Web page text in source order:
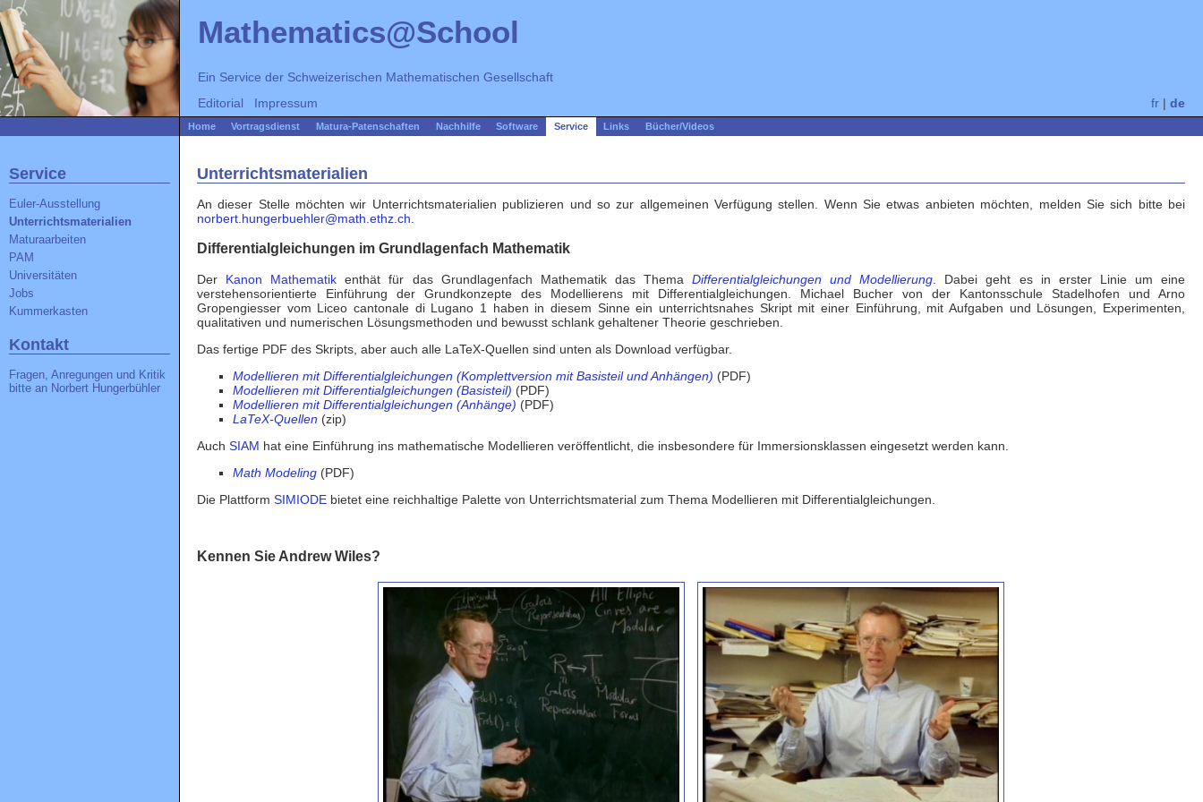
Service
Euler-Ausstellung
Unterrichtsmaterialien
Maturaarbeiten
PAM
Universitäten
Jobs
Kummerkasten
Kontakt
Fragen, Anregungen und Kritik
bitte an Norbert Hungerbühler
Unterrichtsmaterialien
An dieser Stelle möchten wir Unterrichtsmaterialien publizieren und so zur allgemeinen Verfügung stellen. Wenn Sie etwas anbieten möchten, melden Sie sich bitte bei
norbert.hungerbuehler@math.ethz.ch
Differentialgleichungen im Grundlagenfach Mathematik
Der Kanon Mathematik enthät für das Grundlagenfach Mathematik das ThemaDifferentialgleichungen und Modellierung . Dabei geht es in erster Linie um eine
verstehensorientierte Einführung der Grundkonzepte des Modellierens mit Differentialgleichungen. Michael Bucher von der Kantonsschule Stadelhofen und Arno
Gropengiesser vom Liceo cantonale di Lugano 1 haben in diesem Sinne ein unterrichtsnahes Skript mit einer Einführung, mit Aufgaben und Lösungen, Experimenten,
qualitativen und numerischen Lösungsmethoden und bewusst schlank gehaltener Theorie geschrieben.
Das fertige PDF des Skripts, aber auch alle LaTeX-Quellen sind unten als Download verfügbar.
Modellieren mit Differentialgleichungen (Komplettversion mit Basisteil und Anhängen) (PDF)
Modellieren mit Differentialgleichungen (Basisteil) (PDF)
Modellieren mit Differentialgleichungen (Anhänge) (PDF)
LaTeX-Quellen (zip)
Auch SIAM hat eine Einführung ins mathematische Modellieren veröffentlicht, die insbesondere für Immersionsklassen eingesetzt werden kann.
Math Modeling (PDF)
Die Plattform SIMIODE bietet eine reichhaltige Palette von Unterrichtsmaterial zum Thema Modellieren mit Differentialgleichungen.
Kennen Sie Andrew Wiles?
Mathematics@School
Ein Service der Schweizerischen Mathematischen Gesellschaft
Editorial
Impressum fr | de
Home Vortragsdienst Matura-Patenschaften Nachhilfe Software Service Links Bücher/Videos